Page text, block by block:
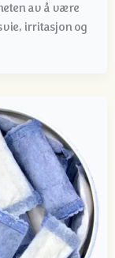
av å være
irritasjon og